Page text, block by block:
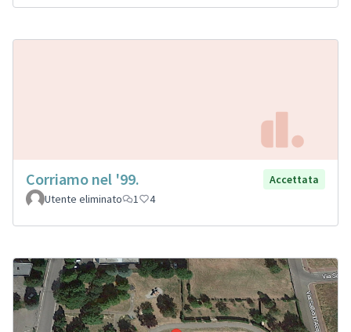
Corriamo nel '99.
Accettata
Utente eliminato
1 4